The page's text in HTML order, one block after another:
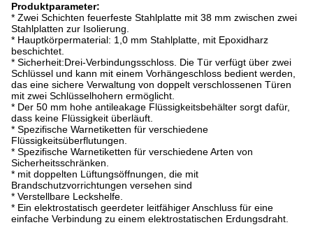
Produktparameter:
* Zwei Schichten feuerfeste Stahlplatte mit 38 mm zwischen zwei
Stahlplatten zur Isolierung.
* Hauptkörpermaterial: 1,0 mm Stahlplatte, mit Epoxidharz
beschichtet.
* Sicherheit:Drei-Verbindungsschloss. Die Tür verfügt über zwei
Schlüssel und kann mit einem Vorhängeschloss bedient werden,
das eine sichere Verwaltung von doppelt verschlossenen Türen
mit zwei Schlüsselhohern ermöglicht.
* Der 50 mm hohe antileakage Flüssigkeitsbehälter sorgt dafür,
dass keine Flüssigkeit überläuft.
* Spezifische Warnetiketten für verschiedene
Flüssigkeitsüberflutungen.
* Spezifische Warnetiketten für verschiedene Arten von
Sicherheitsschränken.
* mit doppelten Lüftungsöffnungen, die mit
Brandschutzvorrichtungen versehen sind
* Verstellbare Leckshelfe.
* Ein elektrostatisch geerdeter leitfähiger Anschluss für eine
einfache Verbindung zu einem elektrostatischen Erdungsdraht.